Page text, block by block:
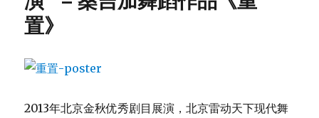
置》
2013年北京金秋优秀剧目展演，北京雷动天下现代舞